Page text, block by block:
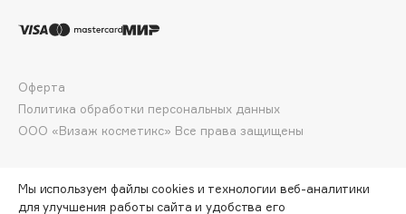
Elian Russia
EMBRACE Haircare
Emmanuelle Jane
Erborian
ООО «Визаж косметикс» Все права защищены
Оферта
Политика обработки персональных данных
Мы используем файлы cookies и технологии веб-аналитики
для улучшения работы сайта и удобства его